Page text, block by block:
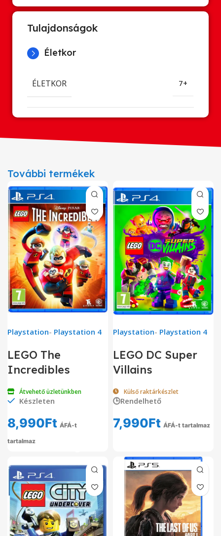
Tulajdonságok
Életkor
ÉLETKOR 7+
További termékek
Playstation- Playstation 4
LEGO The
Incredibles
Átvehető üzletünkben
Készleten
8,990Ft ÁFÁ-t
tartalmaz
Playstation- Playstation 4
LEGO DC Super
Villains
Külső raktárkészlet
🕒Rendelhető
7,990Ft ÁFÁ-t tartalmaz